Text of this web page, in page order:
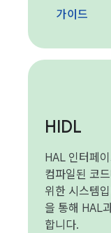
가이드
HIDL
HAL 인터페
컴파일된 코
위한 시스템
을 통해 HAL
합니다.